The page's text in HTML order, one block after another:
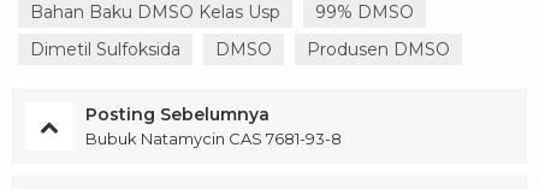
Bahan Baku DMSO Kelas Usp
99% DMSO
Dimetil Sulfoksida
DMSO Produsen DMSO
Posting Sebelumnya
Bubuk Natamycin CAS 7681-93-8